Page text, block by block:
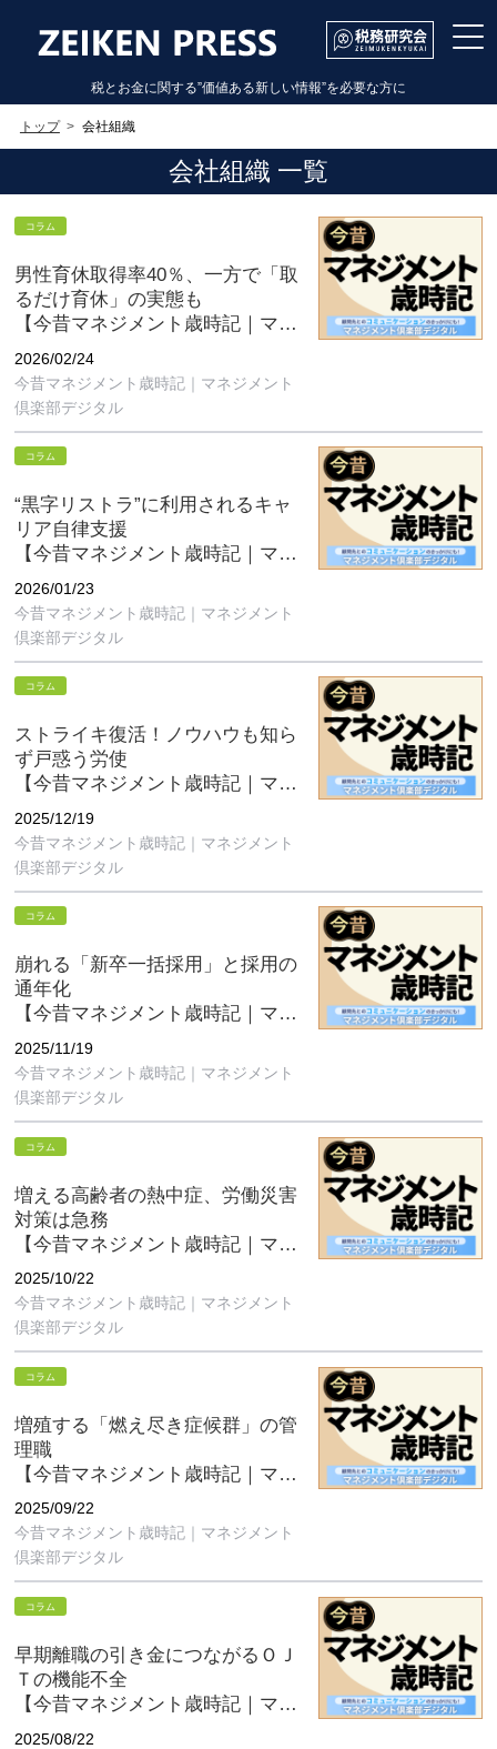
税とお金に関する”価値ある新しい情報”を必要な方に
トップ 会社組織
会社組織 一覧
コラム
男性育休取得率40％、一方で「取
るだけ育休」の実態も
【今昔マネジメント歳時記｜マネ
ジメント倶楽部デジタル2月号】
2026/02/24
今昔マネジメント歳時記｜マネジメント
倶楽部デジタル
コラム
“黒字リストラ”に利用されるキャ
リア自律支援
【今昔マネジメント歳時記｜マネ
ジメント倶楽部デジタル1月号】
2026/01/23
今昔マネジメント歳時記｜マネジメント
倶楽部デジタル
コラム
ストライキ復活！ノウハウも知ら
ず戸惑う労使
【今昔マネジメント歳時記｜マネ
ジメント倶楽部デジタル12月号】
2025/12/19
今昔マネジメント歳時記｜マネジメント
倶楽部デジタル
コラム
崩れる「新卒一括採用」と採用の
通年化
【今昔マネジメント歳時記｜マネ
ジメント倶楽部デジタル11月号】
2025/11/19
今昔マネジメント歳時記｜マネジメント
倶楽部デジタル
コラム
増える高齢者の熱中症、労働災害
対策は急務
【今昔マネジメント歳時記｜マネ
ジメント倶楽部デジタル10月号】
2025/10/22
今昔マネジメント歳時記｜マネジメント
倶楽部デジタル
コラム
増殖する「燃え尽き症候群」の管
理職
【今昔マネジメント歳時記｜マネ
ジメント倶楽部デジタル9月号】
2025/09/22
今昔マネジメント歳時記｜マネジメント
倶楽部デジタル
コラム
早期離職の引き金につながるＯＪ
Ｔの機能不全
【今昔マネジメント歳時記｜マネ
ジメント倶楽部デジタル8月号】
2025/08/22